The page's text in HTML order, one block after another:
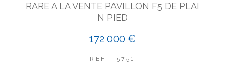
RARE A LA VENTE PAVILLON F5 DE PLAI
N PIED
172 000 €
REF : 5751